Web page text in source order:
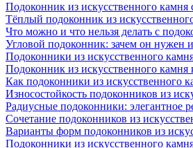
Подоконник из искусственного
Тёплый подоконник из
Что можно и что нельзя делать с
Угловой подоконник: зачем он нужен
Подоконники из искусственного
Подоконник из искусственного камня
Как подоконники из искусственного
Износостойкость подоконников из
Радиусные подоконники: элегантное
Сочетание подоконников из
Варианты форм подоконников из
Подоконники из искусственного